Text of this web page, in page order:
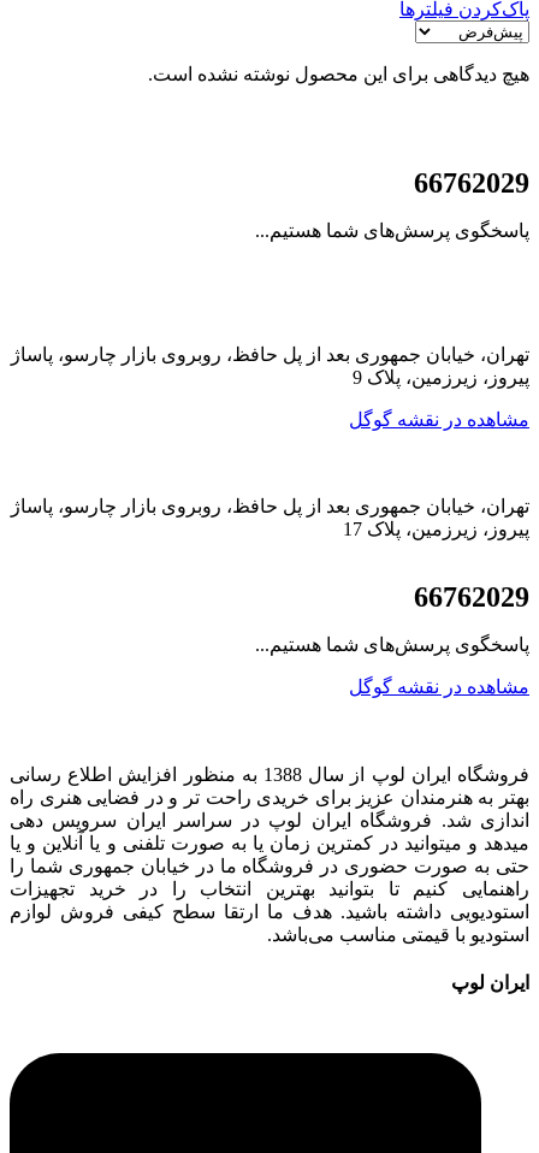
پاک‌کردن فیلترها
هیچ دیدگاهی برای این محصول نوشته نشده است.
66762029
پاسخگوی پرسش‌های شما هستیم...
تهران، خیابان جمهوری بعد از پل حافظ، روبروی بازار چارسو، پاساژ
پیروز، زیرزمین، پلاک 9
مشاهده در نقشه گوگل
تهران، خیابان جمهوری بعد از پل حافظ، روبروی بازار چارسو، پاساژ
پیروز، زیرزمین، پلاک 17
66762029
پاسخگوی پرسش‌های شما هستیم...
مشاهده در نقشه گوگل
فروشگاه ایران لوپ از سال 1388 به منظور افزایش اطلاع رسانی
بهتر به هنرمندان عزیز برای خریدی راحت تر و در فضایی هنری راه
اندازی شد. فروشگاه ایران لوپ در سراسر ایران سرویس دهی
میدهد و میتوانید در کمترین زمان یا به صورت تلفنی و یا آنلاین و یا
حتی به صورت حضوری در فروشگاه ما در خیابان جمهوری شما را
راهنمایی کنیم تا بتوانید بهترین انتخاب را در خرید تجهیزات
استودیویی داشته باشید. هدف ما ارتقا سطح کیفی فروش لوازم
استودیو با قیمتی مناسب می‌باشد.
ایران لوپ